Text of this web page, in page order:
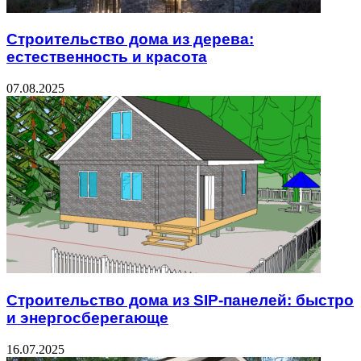
Строительство дома из дерева:
естественность и красота
07.08.2025
Строительство дома из SIP-панелей: быстро
и энергосберегающе
16.07.2025